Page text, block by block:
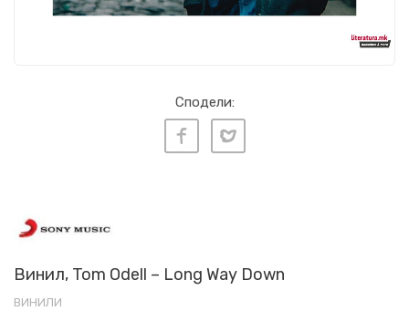
Сподели:
Винил, Tom Odell – Long Way Down
ВИНИЛИ